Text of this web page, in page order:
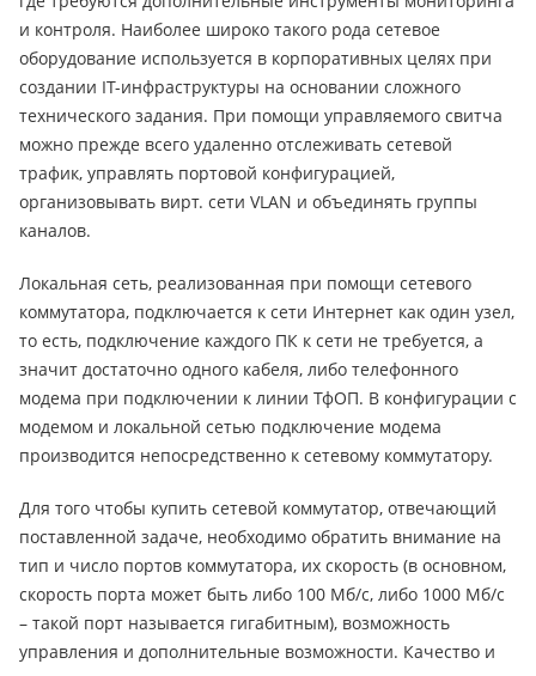
и контроля. Наиболее широко такого рода сетевое
оборудование используется в корпоративных целях при
создании IT-инфраструктуры на основании сложного
технического задания. При помощи управляемого свитча
можно прежде всего удаленно отслеживать сетевой
трафик, управлять портовой конфигурацией,
организовывать вирт. сети VLAN и объединять группы
каналов.
Локальная сеть, реализованная при помощи сетевого
коммутатора, подключается к сети Интернет как один узел,
то есть, подключение каждого ПК к сети не требуется, а
значит достаточно одного кабеля, либо телефонного
модема при подключении к линии ТфОП. В конфигурации с
модемом и локальной сетью подключение модема
производится непосредственно к сетевому коммутатору.
Для того чтобы купить сетевой коммутатор, отвечающий
поставленной задаче, необходимо обратить внимание на
тип и число портов коммутатора, их скорость (в основном,
скорость порта может быть либо 100 Мб/с, либо 1000 Мб/с
– такой порт называется гигабитным), возможность
управления и дополнительные возможности. Качество и